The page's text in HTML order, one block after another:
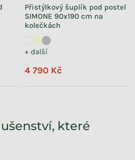
Přistýlkový šuplík pod postel
SIMONE 90x190 cm na
kolečkách
+ další
4 790 Kč
které